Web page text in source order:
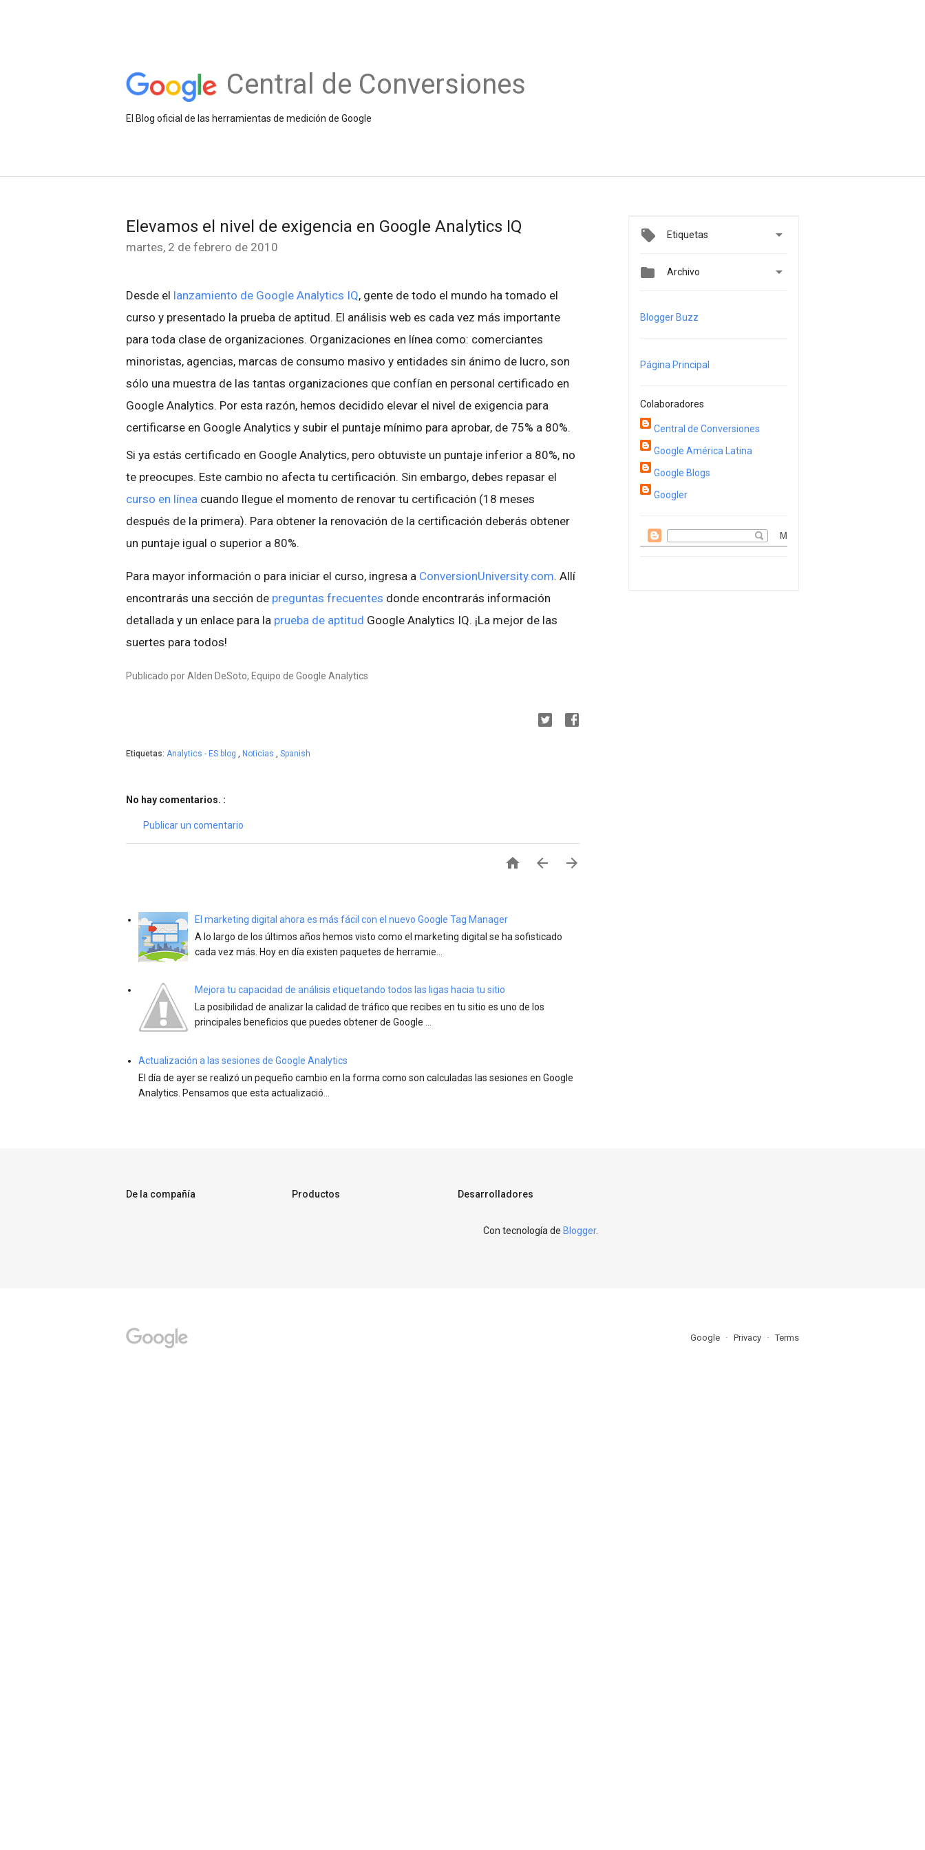
Central de Conversiones
El Blog oficial de las herramientas de medición de Google
Elevamos el nivel de exigencia en Google Analytics IQ
martes, 2 de febrero de 2010
Desde el lanzamiento de Google Analytics IQ, gente de todo el mundo ha tomado el
curso y presentado la prueba de aptitud. El análisis web es cada vez más importante
para toda clase de organizaciones. Organizaciones en línea como: comerciantes
minoristas, agencias, marcas de consumo masivo y entidades sin ánimo de lucro, son
sólo una muestra de las tantas organizaciones que confían en personal certificado en
Google Analytics. Por esta razón, hemos decidido elevar el nivel de exigencia para
certificarse en Google Analytics y subir el puntaje mínimo para aprobar, de 75% a 80%.
Si ya estás certificado en Google Analytics, pero obtuviste un puntaje inferior a 80%, no
te preocupes. Este cambio no afecta tu certificación. Sin embargo, debes repasar el
curso en línea cuando llegue el momento de renovar tu certificación (18 meses
después de la primera). Para obtener la renovación de la certificación deberás obtener
un puntaje igual o superior a 80%.
Para mayor información o para iniciar el curso, ingresa a ConversionUniversity.com. Allí
encontrarás una sección de preguntas frecuentes donde encontrarás información
detallada y un enlace para la prueba de aptitud Google Analytics IQ. ¡La mejor de las
suertes para todos!
Publicado por Alden DeSoto, Equipo de Google Analytics
Etiquetas: Analytics - ES blog , Noticias , Spanish
No hay comentarios. :
Publicar un comentario
  
El marketing digital ahora es más fácil con el nuevo Google Tag Manager
A lo largo de los últimos años hemos visto como el marketing digital se ha sofisticado
cada vez más. Hoy en día existen paquetes de herramie...
Mejora tu capacidad de análisis etiquetando todos las ligas hacia tu sitio
La posibilidad de analizar la calidad de tráfico que recibes en tu sitio es uno de los
principales beneficios que puedes obtener de Google ...
Actualización a las sesiones de Google Analytics
El día de ayer se realizó un pequeño cambio en la forma como son calculadas las sesiones en Google
Analytics. Pensamos que esta actualizació...
Etiquetas 
 Archivo 
Blogger Buzz
Página Principal
Colaboradores
Central de Conversiones
Google América Latina
Google Blogs
Googler
De la compañía Productos Desarrolladores
Con tecnología de Blogger.
Google Privacy Terms